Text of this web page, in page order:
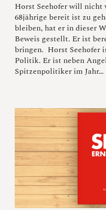
Horst Seehofer will nicht
68jährige bereit ist zu
bleiben, hat er in dieser
Beweis gestellt. Er ist
bringen. Horst Seehofer
Politik. Er ist neben
Spitzenpolitiker im Jahr…